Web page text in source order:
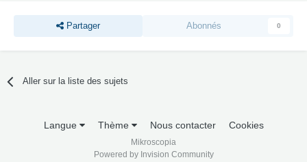
Partager Abonnés 0
Aller sur la liste des sujets
Langue Thème Nous contacter Cookies
Mikroscopia
Powered by Invision Community